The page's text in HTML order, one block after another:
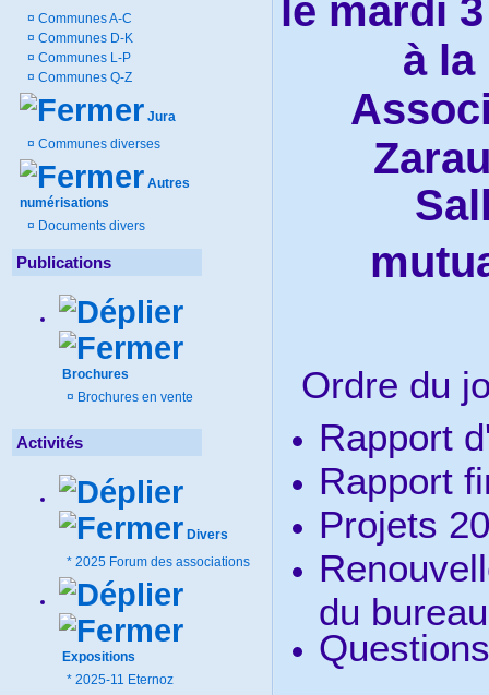
¤ Communes A-C
¤ Communes D-K
¤ Communes L-P
¤ Communes Q-Z
Jura
¤ Communes diverses
Autres
numérisations
¤ Documents divers
Publications
Brochures
¤ Brochures en vente
Activités
Divers
* 2025 Forum des associations
Expositions
* 2025-11 Eternoz
le mardi
à la
Ordre du
Rapport
Rapport
Projets
du bureau